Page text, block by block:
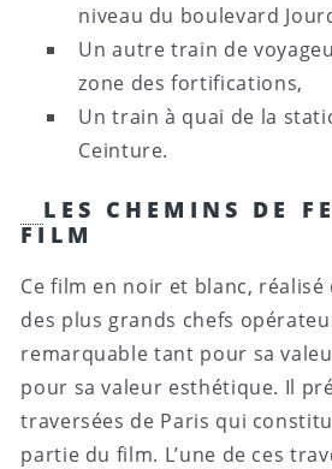
niveau du boulevard
Un autre train de
zone des fortifications,
Un train à quai de la
Ceinture.
LES CHEMINS DE
FILM
Ce film en noir et blanc, réalisé
des plus grands chefs
remarquable tant pour sa
pour sa valeur esthétique. Il
traversées de Paris qui
partie du film. L’une de ces